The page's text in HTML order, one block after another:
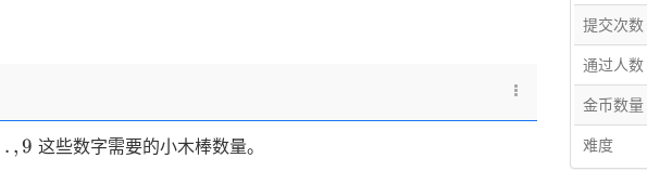
,9 这些数字需要的小木棒数量。
提交次数
通过人数
金币数量
难度